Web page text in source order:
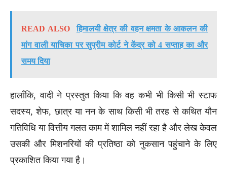
READ ALSO
हिमालयी क्षेत्र की वहन क्षमता के आकलन की
मांग वाली याचिका पर सुप्रीम कोर्ट ने केंद्र को 4 सप्ताह का और
समय दिया
हालाँकि, वादी ने प्रस्तुत किया कि वह कभी भी किसी भी स्टाफ
सदस्य, शेफ, छात्र या नन के साथ किसी भी तरह से कथित यौन
गतिविधि या वित्तीय गलत काम में शामिल नहीं रहा है और लेख केवल
उसकी और मिशनरियों की प्रतिष्ठा को नुकसान पहुंचाने के लिए
प्रकाशित किया गया है।